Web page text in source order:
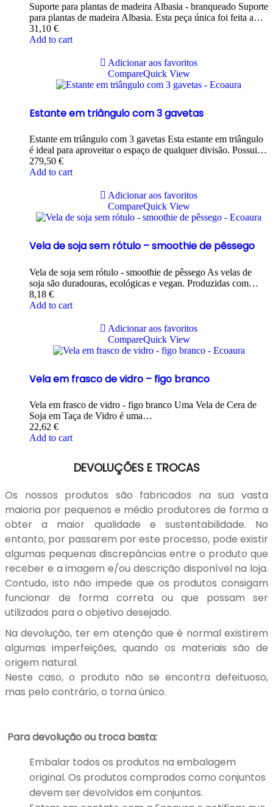
Suporte para plantas de madeira Albasia - branqueado Suporte
para plantas de madeira Albasia. Esta peça única foi feita a…
31,10 €
Add to cart
Adicionar aos favoritos
CompareQuick View
Estante em triângulo com 3 gavetas
Estante em triângulo com 3 gavetas Esta estante em triângulo
é ideal para aproveitar o espaço de qualquer divisão. Possui…
279,50 €
Add to cart
Adicionar aos favoritos
CompareQuick View
Vela de soja sem rótulo – smoothie de pêssego
Vela de soja sem rótulo - smoothie de pêssego As velas de
soja são duradouras, ecológicas e vegan. Produzidas com…
8,18 €
Add to cart
Adicionar aos favoritos
CompareQuick View
Vela em frasco de vidro – figo branco
Vela em frasco de vidro - figo branco Uma Vela de Cera de
Soja em Taça de Vidro é uma…
22,62 €
Add to cart
DEVOLUÇÕES E TROCAS
Os nossos produtos são fabricados na sua vasta
maioria por pequenos e médio produtores de forma a
obter a maior qualidade e sustentabilidade. No
entanto, por passarem por este processo, pode existir
algumas pequenas discrepâncias entre o produto que
receber e a imagem e/ou descrição disponível na loja.
Contudo, isto não impede que os produtos consigam
funcionar de forma correta ou que possam ser
utilizados para o objetivo desejado.
Na devolução, ter em atenção que é normal existirem
algumas imperfeições, quando os materiais são de
origem natural.
Neste caso, o produto não se encontra defeituoso,
mas pelo contrário, o torna único.
Para devolução ou troca basta:
Embalar todos os produtos na embalagem
original. Os produtos comprados como conjuntos
devem ser devolvidos em conjuntos.